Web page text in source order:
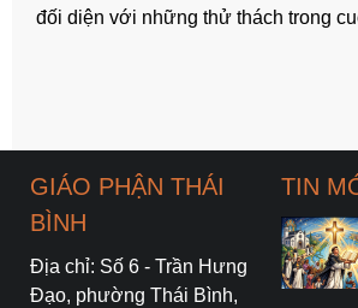
đối diện với những thử thách trong
GIÁO PHẬN THÁI
BÌNH
Địa chỉ: Số 6 - Trần Hưng
Đạo, phường Thái Bình,
TIN